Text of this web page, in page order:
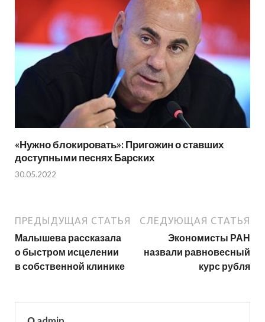
«Нужно блокировать»: Пригожин о ставших
доступными песнях Барских
30.05.2022
ПРЕДЫДУЩАЯ СТАТЬЯ
Малышева рассказала
о быстром исцелении
в собственной клинике
СЛЕДУЮЩАЯ СТАТЬЯ
Экономисты РАН
назвали равновесный
курс рубля